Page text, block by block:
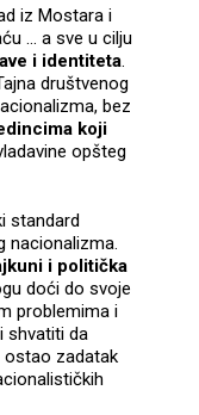
iz Mostara i
… a sve u cilju
i identiteta.
društvenog
bez
koji
opšteg
standard
nacionalizma.
i politička
doći do svoje
problemima i
shvatiti da
ostao zadatak